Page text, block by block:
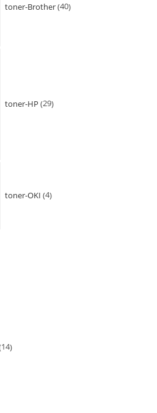
toner-Brother 40
toner-HP 29
toner-OKI 4
14